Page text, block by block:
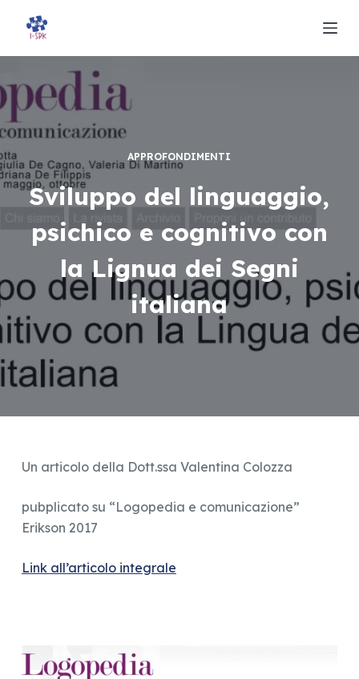
l
t
a
a
l
c
o
u
o
APPROFONDIMENTI
Sviluppo del linguaggio,
psichico e cognitivo con
la Lignua dei Segni
italiana
Un articolo della Dott.ssa Valentina Colozza
pubplicato su “Logopedia e comunicazione”
Erikson 2017
Link all’articolo integrale